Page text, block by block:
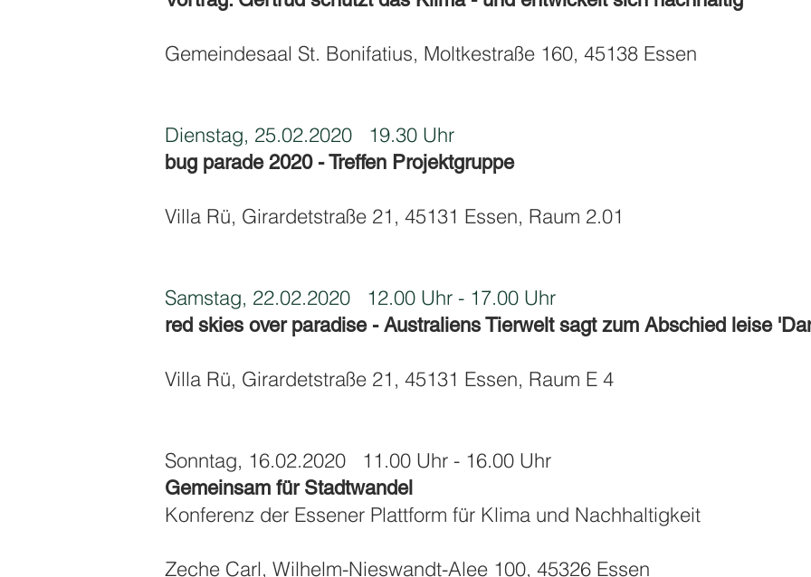
Gemeindesaal St. Bonifatius, Moltkestraße 160, 45138 Essen
Dienstag, 25.02.2020 19.30 Uhr
bug parade 2020 - Treffen Projektgruppe
Villa Rü, Girardetstraße 21, 45131 Essen, Raum 2.01
Samstag, 22.02.2020 12.00 Uhr - 17.00 Uhr
red skies over paradise - Australiens Tierwelt sagt zum Abschied leise
Villa Rü, Girardetstraße 21, 45131 Essen, Raum E 4
Sonntag, 16.02.2020 11.00 Uhr - 16.00 Uhr
Gemeinsam für Stadtwandel
Konferenz der Essener Plattform für Klima und Nachhaltigkeit
Zeche Carl, Wilhelm-Nieswandt-Alee 100, 45326 Essen